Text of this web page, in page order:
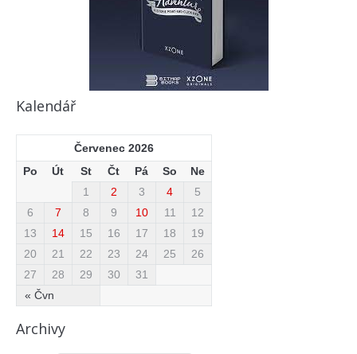
Kalendář
Červenec 2026
Po
Út St Čt Pá So Ne
« Čvn
1 2 3 4
5
6
7 8 9 10 11
12
13
14 15 16 17 18
19
20
21 22 23 24 25
26
27
28 29 30 31
Archivy